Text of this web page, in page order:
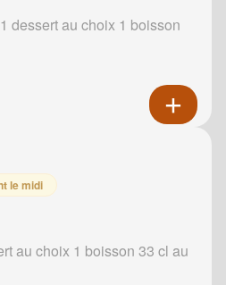
dessert au choix 1 boisson
le midi
au choix 1 boisson 33 cl au